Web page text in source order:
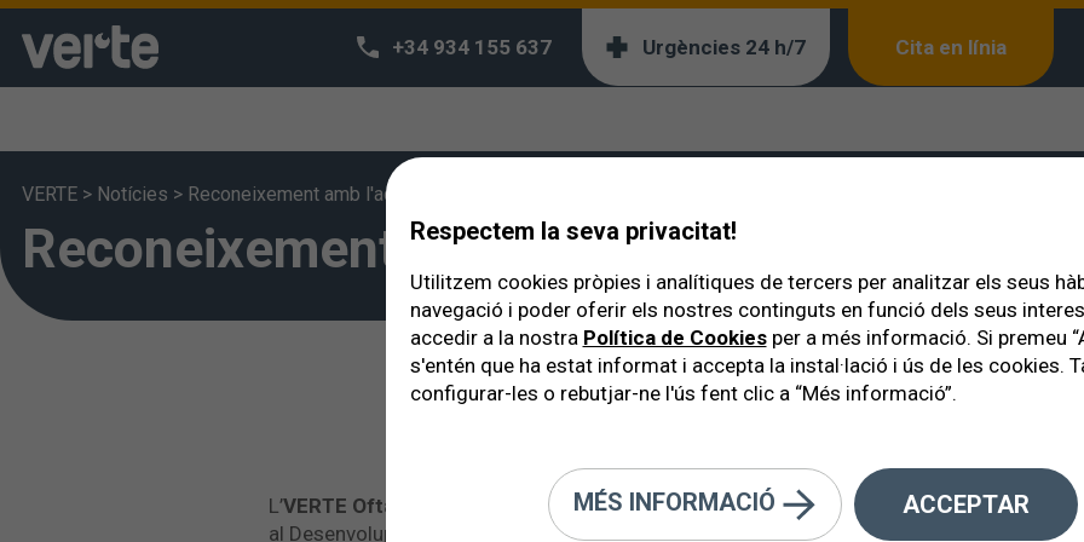
+34 934 155 637 Urgències 24 h/7 Cita en línia
VERTE > Notícies > Reconeixement amb l'acreditació Quality Healthcare (QH*)
Reconeixement amb l'acreditació Quality
L’VERTE Oftalmología Barcelonava rebre l'acreditació Quality Healthcare (QH*) l'any 2017
al Desenvolupament i Integració de la Sanitat (IDIS). El passat15 de novembre del 2022
Respectem la seva privacitat!
Utilitzem cookies pròpies i analítiques de tercers per analitzar els seus
navegació i poder oferir els nostres continguts en funció dels seus
accedir a la nostra Política de Cookiesper a més informació. Si premeu
s'entén que ha estat informat i accepta la instal·lació i ús de les cookies.
configurar-les o rebutjar-ne l'ús fent clic a “Més informació”.
MÉS INFORMACIÓ ACCEPTAR